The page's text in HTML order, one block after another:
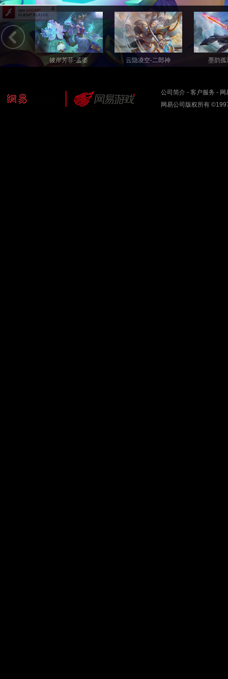
彼岸芳菲-孟婆 云隐凌空-二郎神 墨韵孤
公司简介 - 客户服务 - 网
网易公司版权所有